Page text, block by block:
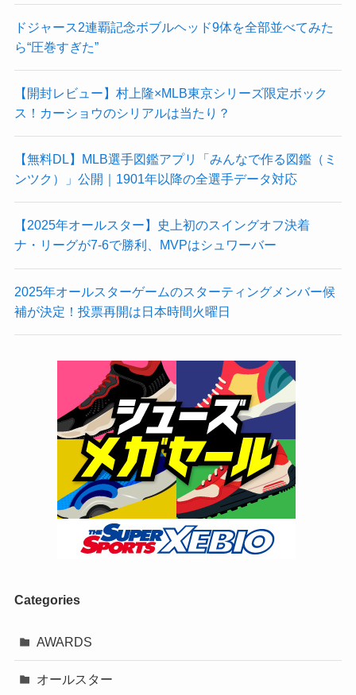
ドジャース2連覇記念ボブルヘッド9体を全部並べてみた
ら“圧巻すぎた”
【開封レビュー】村上隆×MLB東京シリーズ限定ボック
ス！カーショウのシリアルは当たり？
【無料DL】MLB選手図鑑アプリ「みんなで作る図鑑（ミ
ンツク）」公開｜1901年以降の全選手データ対応
【2025年オールスター】史上初のスイングオフ決着
ナ・リーグが7-6で勝利、MVPはシュワーバー
2025年オールスターゲームのスターティングメンバー候
補が決定！投票再開は日本時間火曜日
Categories
AWARDS
オールスター